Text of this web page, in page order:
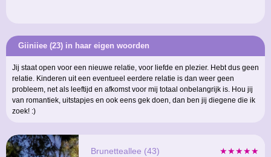
Giiniiee (23) in haar eigen woorden
Jij staat open voor een nieuwe relatie, voor liefde en plezier. Hebt dus geen
relatie. Kinderen uit een eventueel eerdere relatie is dan weer geen
probleem, net als leeftijd en afkomst voor mij totaal onbelangrijk is. Hou jij
van romantiek, uitstapjes en ook eens gek doen, dan ben jij diegene die ik
zoek! :)
★★★★★
Brunetteallee (43)